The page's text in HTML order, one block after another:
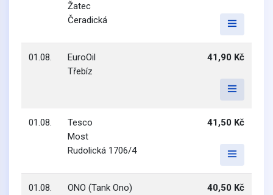
Žatec
Čeradická
01.08.
EuroOil
Třebíz
41,90 Kč
01.08.
Tesco
Most
Rudolická 1706/4
41,50 Kč
01.08.
ONO (Tank Ono)
40,50 Kč